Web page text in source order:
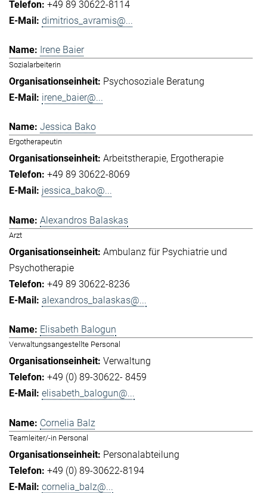
+49 89 30622-8114
dimitrios_avramis@...
Irene Baier
Sozialarbeiterin
Psychosoziale Beratung
irene_baier@...
Jessica Bako
Ergotherapeutin
Arbeitstherapie Ergotherapie
+49 89 30622-8069
jessica_bako@...
Alexandros Balaskas
Arzt
Ambulanz für Psychiatrie und
Psychotherapie
+49 89 30622-8236
alexandros_balaskas@...
Elisabeth Balogun
Verwaltungsangestellte Personal
Verwaltung
+49 (0) 89-30622- 8459
elisabeth_balogun@...
Cornelia Balz
Teamleiter/-in Personal
Personalabteilung
+49 (0) 89-30622-8194
cornelia_balz@...